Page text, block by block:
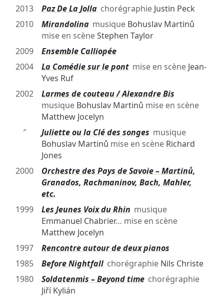
2013
Paz De La Jollachorégraphie Justin Peck
2010
Mirandolinamusique Bohuslav Martinů
mise en scèneStephen Taylor
2009
Ensemble Calliopée
2004
La Comédie sur le pontmise en scène Jean-
Yves Ruf
2002
Larmes de couteau / Alexandre Bis
musique Bohuslav Martinů mise en scène
Matthew Jocelyn
″
Juliette ou la Clé des songes musique
Bohuslav Martinů mise en scène Richard
Jones
2000
Orchestre des Pays de Savoie – Martinů,
Granados, Rachmaninov, Bach, Mahler,
etc.
1999
Les Jeunes Voix du Rhin musique
Emmanuel Chabrier… mise en scène
Matthew Jocelyn
1997
Rencontre autour de deux pianos
1985
Before Nightfallchorégraphie Nils Christe
1980
Soldatenmis – Beyond timechorégraphie
Jiří Kylián